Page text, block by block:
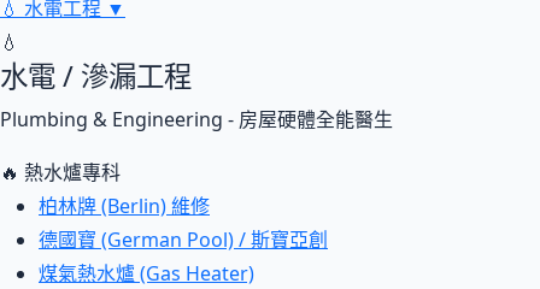
💧 水電工程 ▼
💧
水電 / 滲漏工程
Plumbing & Engineering - 房屋硬體全能醫生
🔥 熱水爐專科
柏林牌 (Berlin) 維修
德國寶 (German Pool) / 斯寶亞創
煤氣熱水爐 (Gas Heater)